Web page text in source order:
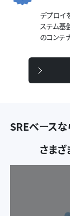
デプロイ
ステム基
のコンテ
SREベース
さまざ